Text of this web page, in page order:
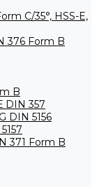
С/35°, HSS-E,
376 Form B
B
DIN 357
DIN 5156
371 Form B